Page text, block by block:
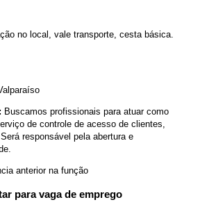
no local, vale transporte, cesta básica.
Buscamos profissionais para atuar como
de controle de acesso de clientes,
responsável pela abertura e
anterior na função
para vaga de emprego